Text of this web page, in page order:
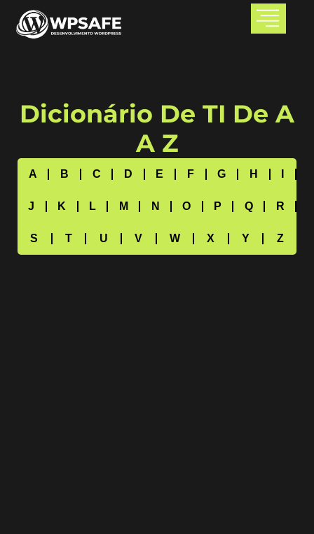
Dicionário De TI De A
A Z
A B C D E F G H
I
J
K L M N O P Q
R
S
T U V W X Y Z